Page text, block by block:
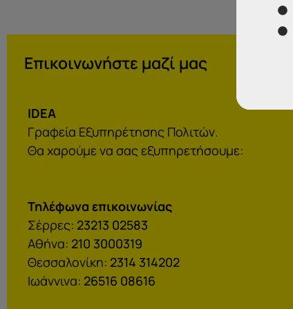
Επικοινωνήστε μαζί μας
IDEA
Γραφεία Εξυπηρέτησης Πολιτών.
Θα χαρούμε να σας εξυπηρετήσουμε:
Τηλέφωνα επικοινωνίας
Σέρρες: 23213 02583
Αθήνα: 210 3000319
Θεσσαλονίκη: 2314 314202
Ιωάννινα: 26516 08616